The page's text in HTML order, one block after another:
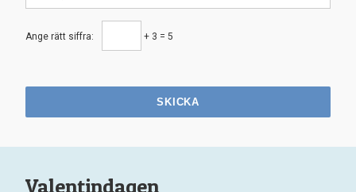
Ange rätt siffra: + 3 = 5
SKICKA
Valentindagen